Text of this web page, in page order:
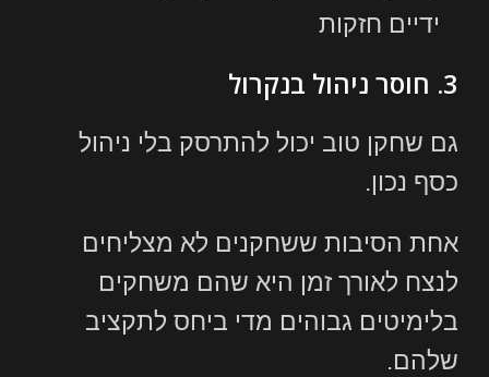
ידיים חזקות
3. חוסר ניהול בנקרול
גם שחקן טוב יכול להתרסק בלי ניהול
כסף נכון.
אחת הסיבות ששחקנים לא מצליחים
לנצח לאורך זמן היא שהם משחקים
בלימיטים גבוהים מדי ביחס לתקציב
שלהם.